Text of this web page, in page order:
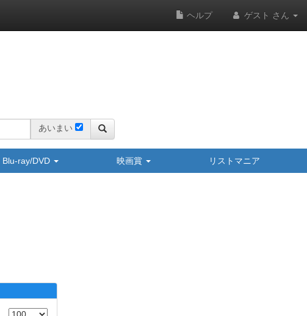
ヘルプ ゲスト さん
あいまい
Blu-ray/DVD 映画賞 リストマニア